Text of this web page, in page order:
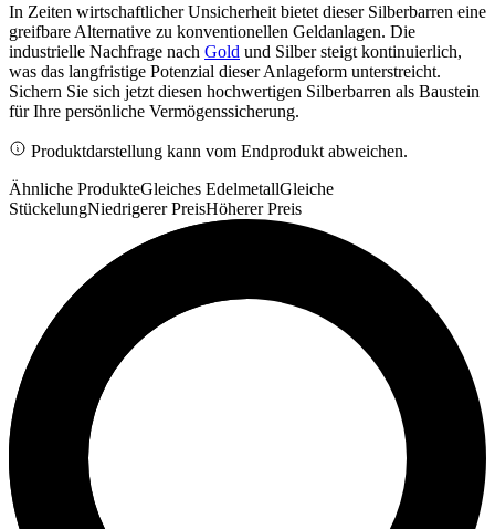
In Zeiten wirtschaftlicher Unsicherheit bietet dieser Silberbarren eine
greifbare Alternative zu konventionellen Geldanlagen. Die
industrielle Nachfrage nach Gold und Silber steigt kontinuierlich,
was das langfristige Potenzial dieser Anlageform unterstreicht.
Sichern Sie sich jetzt diesen hochwertigen Silberbarren als Baustein
für Ihre persönliche Vermögenssicherung.
Produktdarstellung kann vom Endprodukt abweichen.
Ähnliche ProdukteGleiches EdelmetallGleiche
StückelungNiedrigerer PreisHöherer Preis